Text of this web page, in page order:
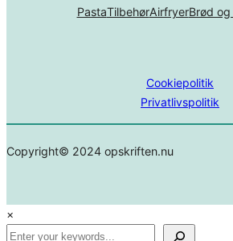
PastaTilbehørAirfryerBrød
Cookiepolitik
Privatlivspolitik
Copyright© 2024 opskriften.nu
×
Search